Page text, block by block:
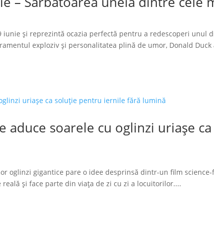
iunie și reprezintă ocazia perfectă pentru a redescoperi
exploziv și personalitatea plină de umor, Donald Duck
aduce soarele cu oglinzi uriașe
oglinzi gigantice pare o idee desprinsă dintr-un film
și face parte din viața de zi cu zi a locuitorilor....